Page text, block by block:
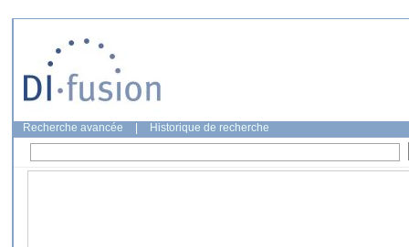
Recherche avancée Historique de recherche